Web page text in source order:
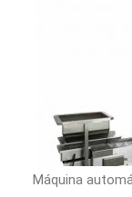
Máquina